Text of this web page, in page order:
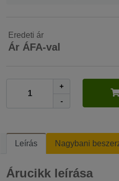
Eredeti ár
Ár ÁFA-val
+
-
Leírás Nagybani
Árucikk leírása